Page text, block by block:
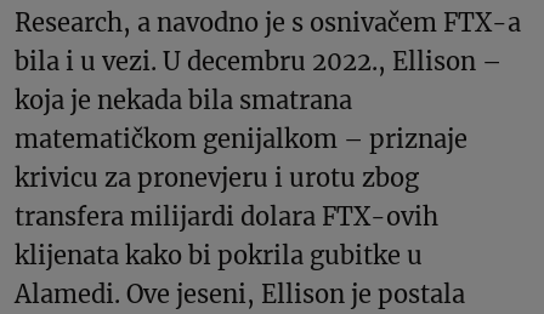
Research, a navodno je s osnivačem FTX-a
bila i u vezi. U decembru 2022., Ellison –
koja je nekada bila smatrana
matematičkom genijalkom – priznaje
krivicu za pronevjeru i urotu zbog
transfera milijardi dolara FTX-ovih
klijenata kako bi pokrila gubitke u
Alamedi. Ove jeseni, Ellison je postala